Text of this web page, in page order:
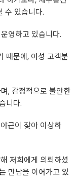
수 있습니다.
영하고 있습니다.
때문에, 여성 고객분
, 감정적으로 불안한
니다.
근이 잦아 이상하
저희에게 의뢰하셨
만남을 이어가고 있